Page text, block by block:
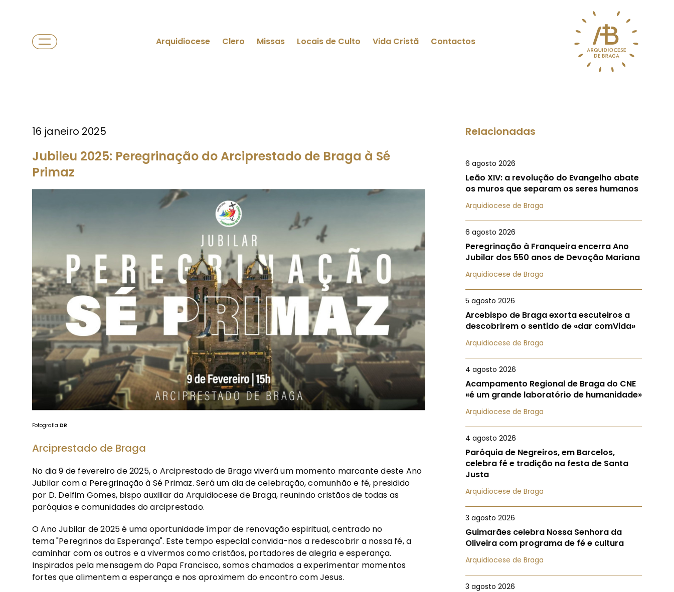
Arquidiocese Clero Missas Locais de Culto Vida Cristã Contactos
16 janeiro 2025
Jubileu 2025: Peregrinação do Arciprestado de Braga à Sé
Primaz
Fotografia DR
Arciprestado de Braga
No dia 9 de fevereiro de 2025, o Arciprestado de Braga viverá um momento marcante deste Ano
Jubilar com a Peregrinação à Sé Primaz. Será um dia de celebração, comunhão e fé, presidido
por D. Delfim Gomes, bispo auxiliar da Arquidiocese de Braga, reunindo cristãos de todas as
paróquias e comunidades do arciprestado.
O Ano Jubilar de 2025 é uma oportunidade ímpar de renovação espiritual, centrado no
tema "Peregrinos da Esperança". Este tempo especial convida-nos a redescobrir a nossa fé, a
caminhar com os outros e a vivermos como cristãos, portadores de alegria e esperança.
Inspirados pela mensagem do Papa Francisco, somos chamados a experimentar momentos
fortes que alimentem a esperança e nos aproximem do encontro com Jesus.
Relacionadas
6 agosto 2026
Leão XIV: a revolução do Evangelho abate
os muros que separam os seres humanos
Arquidiocese de Braga
6 agosto 2026
Peregrinação à Franqueira encerra Ano
Jubilar dos 550 anos de Devoção Mariana
Arquidiocese de Braga
5 agosto 2026
Arcebispo de Braga exorta escuteiros a
descobrirem o sentido de «dar comVida»
Arquidiocese de Braga
4 agosto 2026
Acampamento Regional de Braga do CNE
«é um grande laboratório de humanidade»
Arquidiocese de Braga
4 agosto 2026
Paróquia de Negreiros, em Barcelos,
celebra fé e tradição na festa de Santa
Justa
Arquidiocese de Braga
3 agosto 2026
Guimarães celebra Nossa Senhora da
Oliveira com programa de fé e cultura
Arquidiocese de Braga
3 agosto 2026